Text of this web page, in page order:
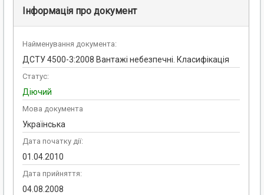
Інформація про документ
Найменування документа:
ДСТУ 4500-3:2008 Вантажі небезпечні. Класифікація
Статус:
Діючий
Мова документа
Українська
Дата початку дії:
01.04.2010
Дата прийняття:
04.08.2008